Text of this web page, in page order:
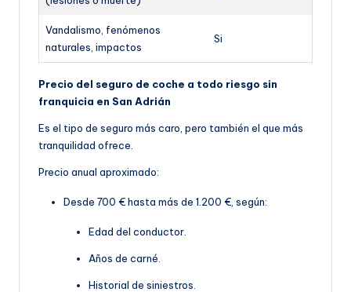
Vandalismo, fenómenos
naturales, impactos
Si
Precio del seguro de coche a todo riesgo sin
franquicia en San Adrián
Es el tipo de seguro más caro, pero también el que más
tranquilidad ofrece.
Precio anual aproximado:
Desde 700 € hasta más de 1.200 €, según:
Edad del conductor.
Años de carné.
Historial de siniestros.